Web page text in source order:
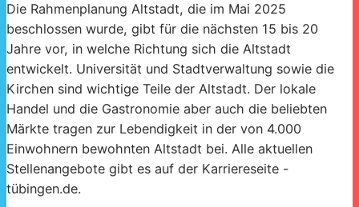
Die Rahmenplanung Altstadt, die im Mai 2025
beschlossen wurde, gibt für die nächsten 15 bis 20
Jahre vor, in welche Richtung sich die Altstadt
entwickelt. Universität und Stadtverwaltung sowie die
Kirchen sind wichtige Teile der Altstadt. Der lokale
Handel und die Gastronomie aber auch die beliebten
Märkte tragen zur Lebendigkeit in der von 4.000
Einwohnern bewohnten Altstadt bei. Alle aktuellen
Stellenangebote gibt es auf der Karriereseite -
tübingen.de.